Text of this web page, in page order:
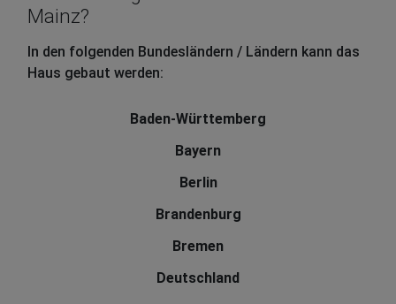
Mainz?
In den folgenden Bundesländern / Ländern kann das
Haus gebaut werden:
Baden-Württemberg
Bayern
Berlin
Brandenburg
Bremen
Deutschland